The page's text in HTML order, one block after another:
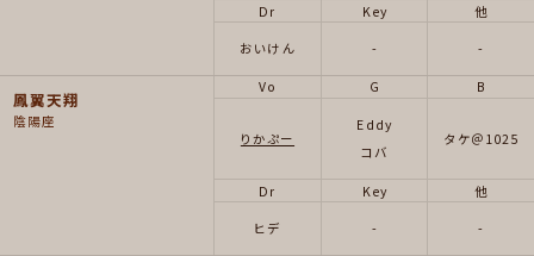
Dr
おいけん
Key
-
他
-
鳳翼天翔
陰陽座
Vo
りかぷー
G
Eddy
コバ
B
タケ＠1025
Dr
ヒデ
Key
-
他
-